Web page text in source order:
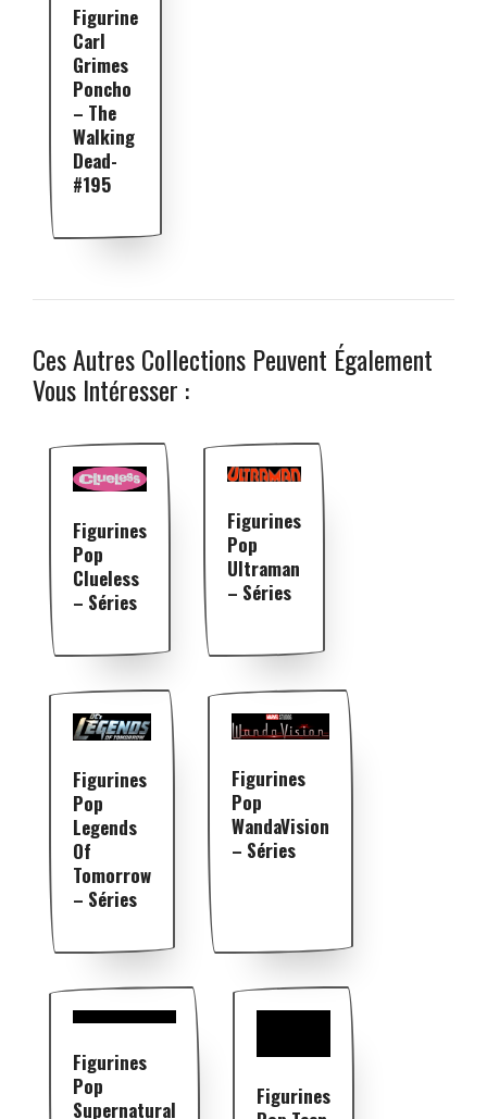
Figurine
Carl
Grimes
Poncho
– The
Walking
Dead-
#195
Ces Autres Collections Peuvent Également
Vous Intéresser :
Figurines
Pop
Clueless
– Séries
Figurines
Pop
Ultraman
– Séries
Figurines
Pop
Legends
Of
Tomorrow
– Séries
Figurines
Pop
WandaVision
– Séries
Figurines
Pop
Supernatural
Figurines